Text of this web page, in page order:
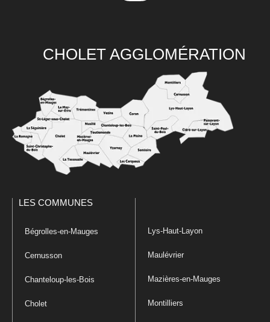
CHOLET AGGLOMÉRATION
LES COMMUNES
Bégrolles-en-Mauges
Cernusson
Chanteloup-les-Bois
Cholet
Lys-Haut-Layon
Maulévrier
Mazières-en-Mauges
Montilliers